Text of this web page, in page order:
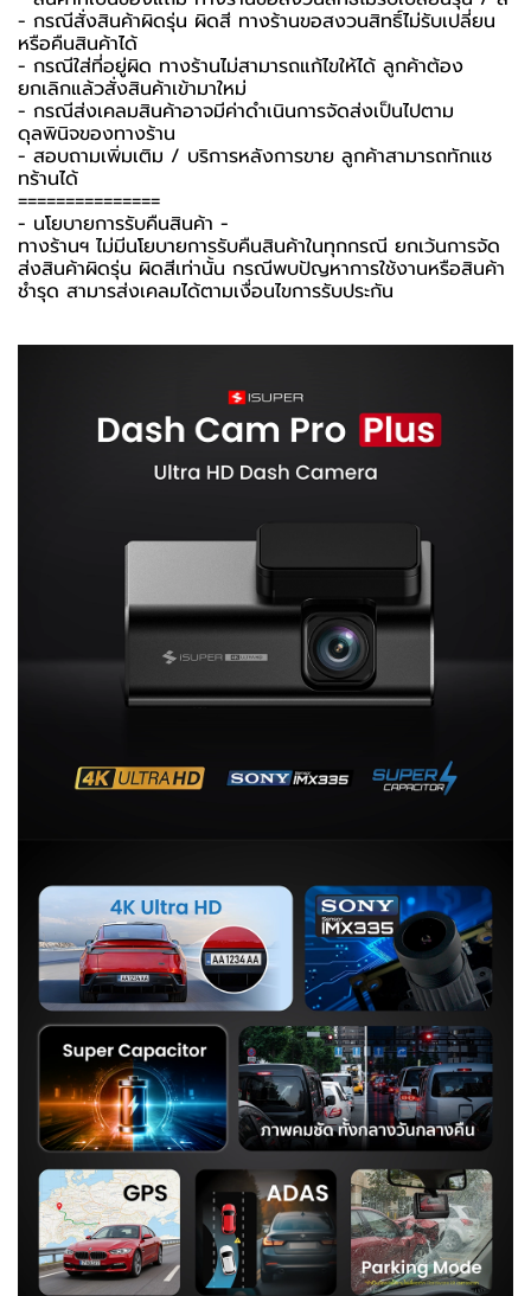
- กรณีสั่งสินค้าผิดรุ่น ผิดสี ทางร้านขอสงวนสิทธิ์ไม่รับเปลี่ยน
หรือคืนสินค้าได้
- กรณีใส่ที่อยู่ผิด ทางร้านไม่สามารถแก้ไขให้ได้ ลูกค้าต้อง
ยกเลิกแล้วสั่งสินค้าเข้ามาใหม่
- กรณีส่งเคลมสินค้าอาจมีค่าดำเนินการจัดส่งเป็นไปตาม
ดุลพินิจของทางร้าน
- สอบถามเพิ่มเติม / บริการหลังการขาย ลูกค้าสามารถทักแช
ทร้านได้
===============
-️ นโยบายการรับคืนสินค้า -️
ทางร้านฯ ไม่มีนโยบายการรับคืนสินค้าในทุกกรณี ยกเว้นการจัด
ส่งสินค้าผิดรุ่น ผิดสีเท่านั้น กรณีพบปัญหาการใช้งานหรือสินค้า
ชำรุด สามารส่งเคลมได้ตามเงื่อนไขการรับประกัน